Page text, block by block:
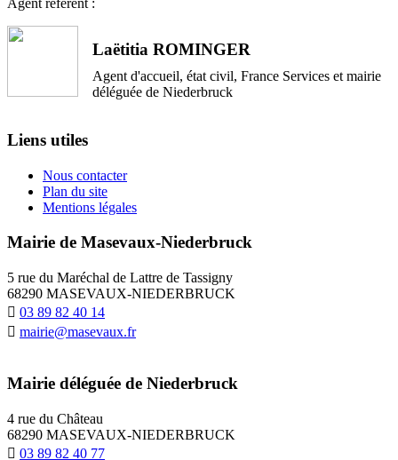
Agent référent :
Laëtitia ROMINGER
Agent d'accueil, état civil, France Services et mairie
déléguée de Niederbruck
Liens utiles
Nous contacter
Plan du site
Mentions légales
Mairie de Masevaux-Niederbruck
5 rue du Maréchal de Lattre de Tassigny
68290 MASEVAUX-NIEDERBRUCK
03 89 82 40 14
mairie@masevaux.fr
Mairie déléguée de Niederbruck
4 rue du Château
68290 MASEVAUX-NIEDERBRUCK
03 89 82 40 77